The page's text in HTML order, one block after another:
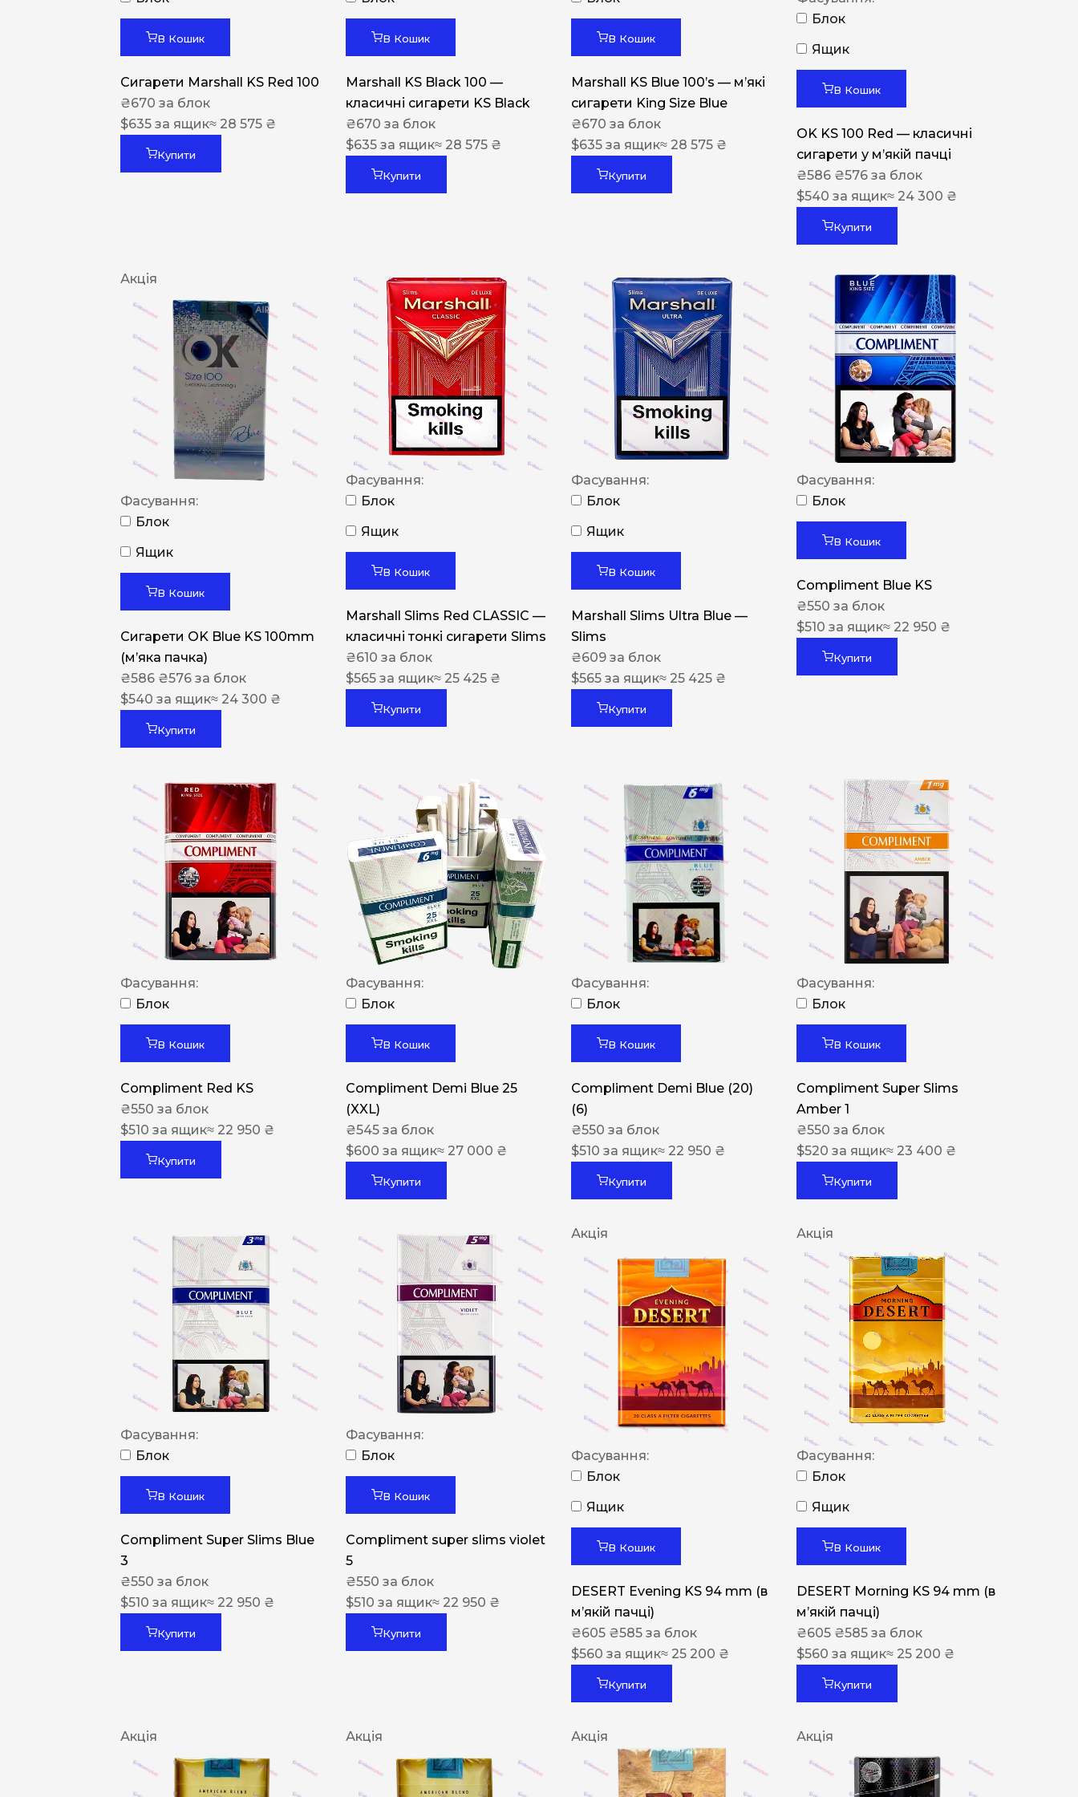
Nistru
Focus
De Santis
MONUS
NERO
NERO
Гуцульскі
Italian Blend 821
Arizona
Cigaronne
Сигарети LD
В Кошик
Сигарети Marshall KS Red 100
₴670 за блок
$635 за ящик≈ 28 575 ₴
Купити
В Кошик
Marshall KS Black 100 —
класичні сигарети KS Black
₴670 за блок
$635 за ящик≈ 28 575 ₴
Купити
В Кошик
Marshall KS Blue 100’s — м’які
сигарети King Size Blue
₴670 за блок
$635 за ящик≈ 28 575 ₴
Купити
Блок
Ящик
В Кошик
OK KS 100 Red — класичні
сигарети у м’якій пачці
₴586 ₴576 за блок
$540 за ящик≈ 24 300 ₴
Купити
Акція
Фасування:
Блок
Ящик
В Кошик
Сигарети OK Blue KS 100mm
(м’яка пачка)
₴586 ₴576 за блок
$540 за ящик≈ 24 300 ₴
Купити
Фасування:
Блок
Ящик
В Кошик
Marshall Slims Red CLASSIC —
класичні тонкі сигарети Slims
₴610 за блок
$565 за ящик≈ 25 425 ₴
Купити
Фасування:
Блок
Ящик
В Кошик
Marshall Slims Ultra Blue —
Slims
₴609 за блок
$565 за ящик≈ 25 425 ₴
Купити
Фасування:
Блок
В Кошик
Compliment Blue KS
₴550 за блок
$510 за ящик≈ 22 950 ₴
Купити
Фасування:
Блок
В Кошик
Compliment Red KS
₴550 за блок
$510 за ящик≈ 22 950 ₴
Купити
Фасування:
Блок
В Кошик
Compliment Demi Blue 25
(XXL)
₴545 за блок
$600 за ящик≈ 27 000 ₴
Купити
Фасування:
Блок
В Кошик
Compliment Demi Blue (20)
(6)
₴550 за блок
$510 за ящик≈ 22 950 ₴
Купити
Фасування:
Блок
В Кошик
Compliment Super Slims
Amber 1
₴550 за блок
$520 за ящик≈ 23 400 ₴
Купити
Фасування:
Блок
В Кошик
Compliment Super Slims Blue
3
₴550 за блок
$510 за ящик≈ 22 950 ₴
Купити
Фасування:
Блок
В Кошик
Compliment super slims violet
5
₴550 за блок
$510 за ящик≈ 22 950 ₴
Купити
Акція
Фасування:
Блок
Ящик
В Кошик
DESERT Evening KS 94 mm (в
мʼякій пачці)
₴605 ₴585 за блок
$560 за ящик≈ 25 200 ₴
Купити
Акція
Фасування:
Блок
Ящик
В Кошик
DESERT Morning KS 94 mm (в
мʼякій пачці)
₴605 ₴585 за блок
$560 за ящик≈ 25 200 ₴
Купити
Акція Акція Акція Акція